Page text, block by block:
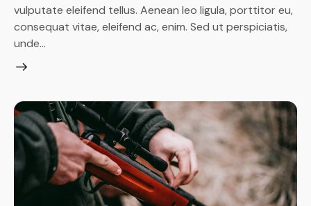
vulputate eleifend tellus. Aenean leo ligula, porttitor eu,
consequat vitae, eleifend ac, enim. Sed ut perspiciatis,
unde…